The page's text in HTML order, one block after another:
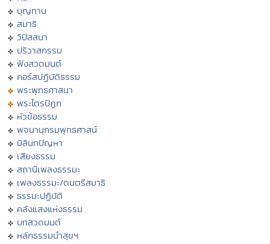
บุญทาน
สมาธิ
วิปัสสนา
ปริวาสกรรม
ฟังสวดมนต์
คอร์สปฏิบัติธรรม
พระพุทธศาสนา
พระไตรปิฏก
หัวข้อธรรม
พจนานุกรมพุทธศาสน์
มิลินทปัญหา
เสียงธรรม
สถานีเพลงธรรมะ
เพลงธรรมะ/ดนตรีสมาธิ
ธรรมะปฏิบัติ
คลังแสงแห่งธรรม
บทสวดมนต์
หลักธรรมนำสุขฯ